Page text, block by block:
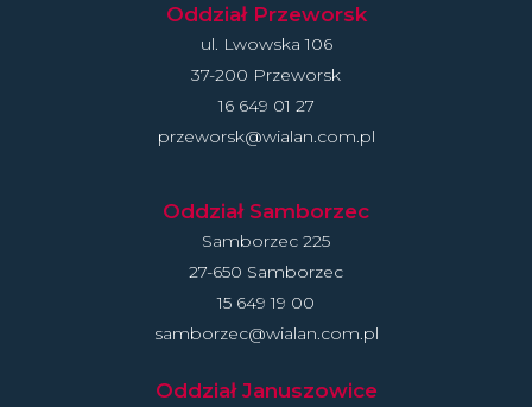
Oddział Przeworsk
ul. Lwowska 106
37-200 Przeworsk
16 649 01 27
przeworsk@wialan.com.pl
Oddział Samborzec
Samborzec 225
27-650 Samborzec
15 649 19 00
samborzec@wialan.com.pl
Oddział Januszowice